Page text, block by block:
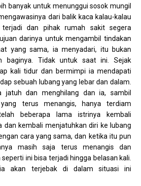
banyak untuk menunggui sosok mungil
dari balik kaca kalau-kalau
dan pihak rumah sakit segera
darinya untuk mengambil tindakan
yang sama, ia menyadari, itu bukan
baginya. Tidak untuk saat ini. Sejak
kali tidur dan bermimpi ia mendapati
sebuah lubang yang lebar dan dalam.
jatuh dan menghilang dan ia, sambil
terus menangis, hanya terdiam
beberapa lama istrinya kembali
dan kembali menjatuhkan diri ke lubang
cara yang sama, dan ketika itu pun
masih saja terus menangis dan
ini bisa terjadi hingga belasan kali.
akan terjebak di dalam situasi ini